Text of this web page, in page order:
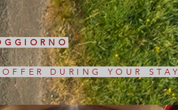
DURING YOUR STAY